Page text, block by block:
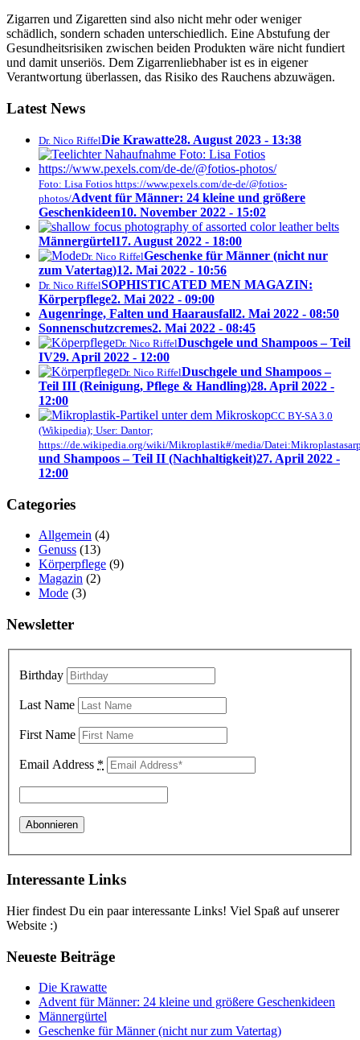
Zigarren und Zigaretten sind also nicht mehr oder weniger
schädlich, sondern schaden unterschiedlich. Eine Abstufung der
Gesundheitsrisiken zwischen beiden Produkten wäre nicht fundiert
und damit unseriös. Dem Zigarrenliebhaber ist es in eigener
Verantwortung überlassen, das Risiko des Rauchens abzuwägen.
Latest News
Dr. Nico RiffelDie Krawatte28. August 2023 - 13:38
Foto: Lisa Fotios https://www.pexels.com/de-de/@fotios-
photos/Advent für Männer: 24 kleine und größere
Geschenkideen10. November 2022 - 15:02
Männergürtel17. August 2022 - 18:00
Dr. Nico RiffelGeschenke für Männer (nicht nur
zum Vatertag)12. Mai 2022 - 10:56
Dr. Nico RiffelSOPHISTICATED MEN MAGAZIN:
Körperpflege2. Mai 2022 - 09:00
Augenringe, Falten und Haarausfall2. Mai 2022 - 08:50
Sonnenschutzcremes2. Mai 2022 - 08:45
Dr. Nico RiffelDuschgele und Shampoos – Teil
IV29. April 2022 - 12:00
Dr. Nico RiffelDuschgele und Shampoos –
Teil III (Reinigung, Pflege & Handling)28. April 2022 -
12:00
CC BY-SA 3.0
(Wikipedia); User: Dantor;
https://de.wikipedia.org/wiki/Mikroplastik#/media/
und Shampoos – Teil II (Nachhaltigkeit)27. April 2022 -
12:00
Categories
Allgemein (4)
Genuss (13)
Körperpflege (9)
Magazin (2)
Mode (3)
Newsletter
Birthday
Last Name
First Name
Email Address *
Interessante Links
Hier findest Du ein paar interessante Links! Viel Spaß auf unserer
Website :)
Neueste Beiträge
Die Krawatte
Advent für Männer: 24 kleine und größere Geschenkideen
Männergürtel
Geschenke für Männer (nicht nur zum Vatertag)